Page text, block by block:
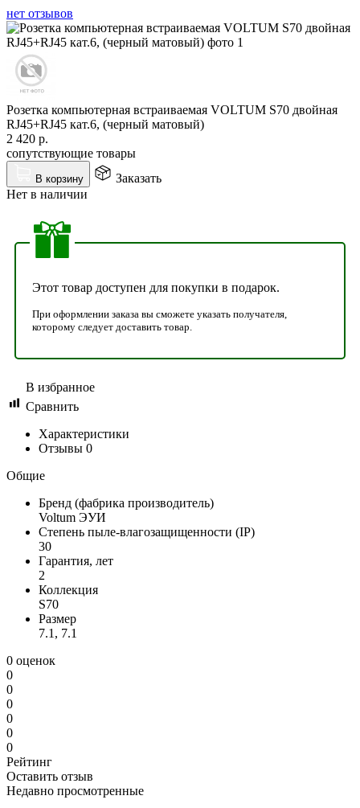
нет отзывов
Розетка компьютерная встраиваемая VOLTUM S70 двойная
RJ45+RJ45 кат.6, (черный матовый)
2 420 р.
сопутствующие товары
В корзину
Заказать
Нет в наличии
Этот товар доступен для покупки в подарок.
При оформлении заказа вы сможете указать получателя,
которому следует доставить товар.
В избранное
Сравнить
Характеристики
Отзывы 0
Общие
Бренд (фабрика производитель)
Voltum ЭУИ
Степень пыле-влагозащищенности (IP)
30
Гарантия, лет
2
Коллекция
S70
Размер
7.1, 7.1
0 оценок
0
0
0
0
0
0
Рейтинг
Оставить отзыв
Недавно просмотренные